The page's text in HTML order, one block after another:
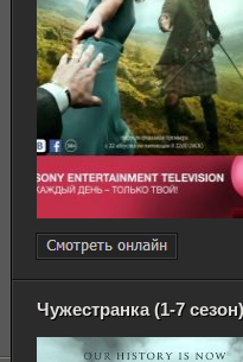
Чужестранка (1-7